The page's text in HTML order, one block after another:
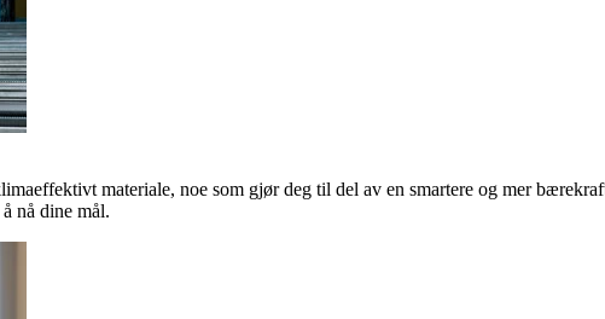
materiale, noe som gjør deg til del av en smartere og mer
nå dine mål.